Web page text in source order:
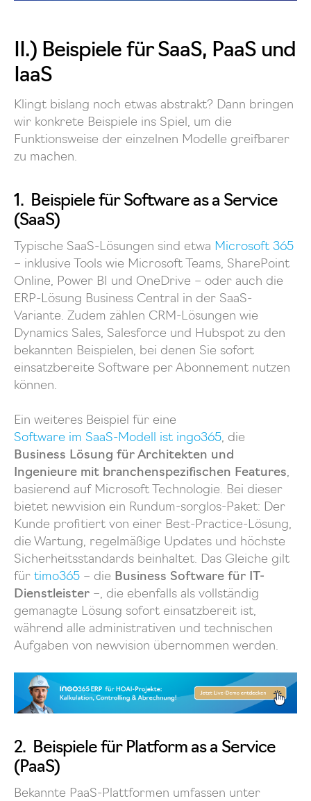
II.) Beispiele für SaaS, PaaS und
IaaS
Klingt bislang noch etwas abstrakt? Dann bringen
wir konkrete Beispiele ins Spiel, um die
Funktionsweise der einzelnen Modelle greifbarer
zu machen.
1. Beispiele für Software as a Service
(SaaS)
Typische SaaS-Lösungen sind etwa Microsoft 365
– inklusive Tools wie Microsoft Teams, SharePoint
Online, Power BI und OneDrive – oder auch die
ERP-Lösung Business Central in der SaaS-
Variante. Zudem zählen CRM-Lösungen wie
Dynamics Sales, Salesforce und Hubspot zu den
bekannten Beispielen, bei denen Sie sofort
einsatzbereite Software per Abonnement nutzen
können.
Ein weiteres Beispiel für eine
Software im SaaS-Modell ist ingo365, die
Business Lösung für Architekten und
Ingenieure mit branchenspezifischen Features,
basierend auf Microsoft Technologie. Bei dieser
bietet newvision ein Rundum-sorglos-Paket: Der
Kunde profitiert von einer Best-Practice-Lösung,
die Wartung, regelmäßige Updates und höchste
Sicherheitsstandards beinhaltet. Das Gleiche gilt
für timo365 – die Business Software für IT-
Dienstleister –, die ebenfalls als vollständig
gemanagte Lösung sofort einsatzbereit ist,
während alle administrativen und technischen
Aufgaben von newvision übernommen werden.
2. Beispiele für Platform as a Service
(PaaS)
Bekannte PaaS-Plattformen umfassen unter